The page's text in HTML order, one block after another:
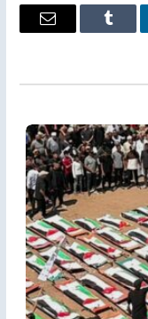
Tumblr
البريد